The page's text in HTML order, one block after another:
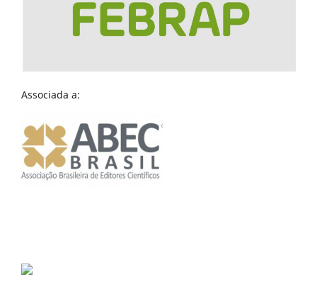
Associada a: